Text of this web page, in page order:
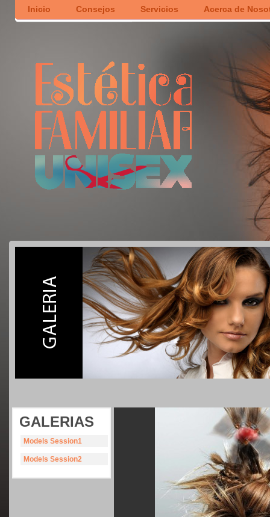
Inicio Consejos Servicios Acerca de
GALERIAS
Models Session1
Models Session2